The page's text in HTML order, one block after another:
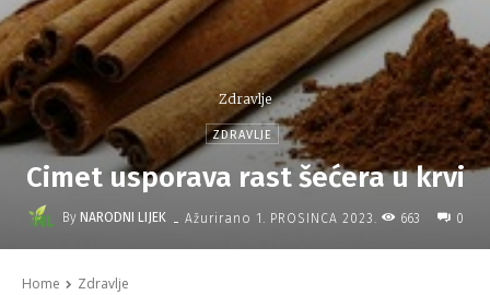
Zdravlje
ZDRAVLJE
Cimet usporava rast šećera u krvi
By NARODNI LIJEK - Ažurirano 1. PROSINCA 2023. 663 0
Home Zdravlje